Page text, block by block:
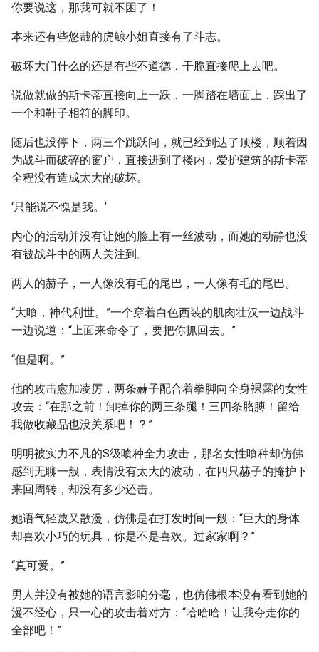
你要说这，那我可就不困了！
本来还有些悠哉的虎鲸小姐直接有了斗志。
破坏大门什么的还是有些不道德，干脆直接爬上去吧。
说做就做的斯卡蒂直接向上一跃，一脚踏在墙面上，踩出了
一个和鞋子相符的脚印。
随后也没停下，两三个跳跃间，就已经到达了顶楼，顺着因
为战斗而破碎的窗户，直接进到了楼内，爱护建筑的斯卡蒂
全程没有造成太大的破坏。
‘只能说不愧是我。’
内心的活动并没有让她的脸上有一丝波动，而她的动静也没
有被战斗中的两人关注到。
两人的赫子，一人像没有毛的尾巴，一人像有毛的尾巴。
“大喰，神代利世。”一个穿着白色西装的肌肉壮汉一边战斗
一边说道：“上面来命令了，要把你抓回去。”
“但是啊。”
他的攻击愈加凌厉，两条赫子配合着拳脚向全身裸露的女性
攻去：“在那之前！卸掉你的两三条腿！三四条胳膊！留给
我做收藏品也没关系吧！？”
明明被实力不凡的S级喰种全力攻击，那名女性喰种却仿佛
感到无聊一般，表情没有太大的波动，在四只赫子的掩护下
来回周转，却没有多少还击。
她语气轻蔑又散漫，仿佛是在打发时间一般：“巨大的身体
却喜欢小巧的玩具，你是不是喜欢。过家家啊？”
“真可爱。”
男人并没有被她的语言影响分毫，也仿佛根本没有看到她的
漫不经心，只一心的攻击着对方：“哈哈哈！让我夺走你的
全部吧！”